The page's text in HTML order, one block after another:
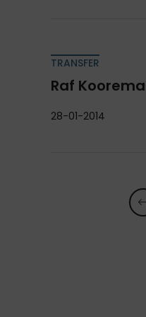
TRANSFER
Raf
28-01-2014